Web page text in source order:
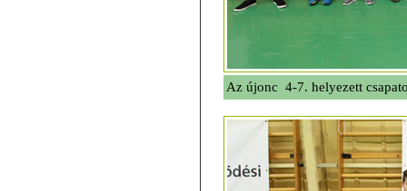
Az újonc 4-7. helyezett